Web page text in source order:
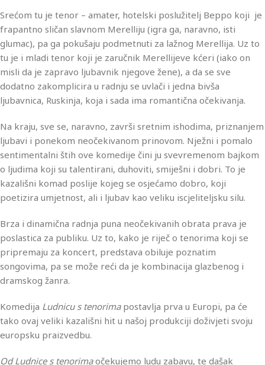
Srećom tu je tenor – amater, hotelski poslužitelj Beppo koji je
frapantno sličan slavnom Merelliju (igra ga, naravno, isti
glumac), pa ga pokušaju podmetnuti za lažnog Merellija. Uz to
tu je i mladi tenor koji je zaručnik Merellijeve kćeri (iako on
misli da je zapravo ljubavnik njegove žene), a da se sve
dodatno zakomplicira u radnju se uvlači i jedna bivša
ljubavnica, Ruskinja, koja i sada ima romantična očekivanja.
Na kraju, sve se, naravno, završi sretnim ishodima, priznanjem
ljubavi i ponekom neočekivanom prinovom. Nježni i pomalo
sentimentalni štih ove komedije čini ju svevremenom bajkom
o ljudima koji su talentirani, duhoviti, smiješni i dobri. To je
kazališni komad poslije kojeg se osjećamo dobro, koji
poetizira umjetnost, ali i ljubav kao veliku iscjeliteljsku silu.
Brza i dinamična radnja puna neočekivanih obrata prava je
poslastica za publiku. Uz to, kako je riječ o tenorima koji se
pripremaju za koncert, predstava obiluje poznatim
songovima, pa se može reći da je kombinacija glazbenog i
dramskog žanra.
Komedija Ludnicu s tenorimapostavlja prva u Europi, pa će
tako ovaj veliki kazališni hit u našoj produkciji doživjeti svoju
europsku praizvedbu.
Od Ludnice s tenorimaočekujemo ludu zabavu, te dašak